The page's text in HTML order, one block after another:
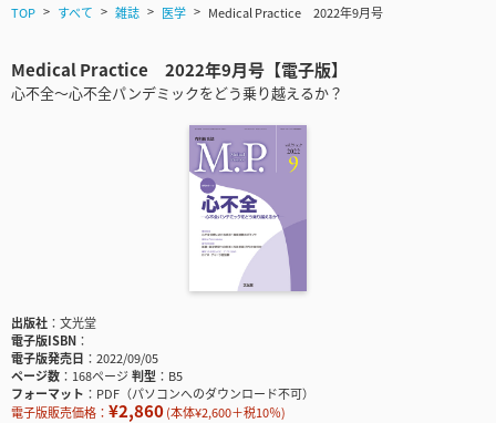
TOP すべて 雑誌 医学 Medical Practice 2022年9月号
Medical Practice 2022年9月号【電子版】
心不全～心不全パンデミックをどう乗り越えるか？
出版社
文光堂
電子版ISBN
電子版発売日
2022/09/05
ページ数
168ページ判型
B5
フォーマット
PDF（パソコンへのダウンロード不可）
電子版販売価格： ¥2,860(本体¥2,600＋税10％)